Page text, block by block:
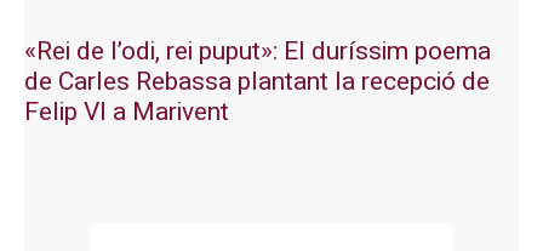
«Rei de l’odi, rei puput»: El duríssim poema
de Carles Rebassa plantant la recepció de
Felip VI a Marivent